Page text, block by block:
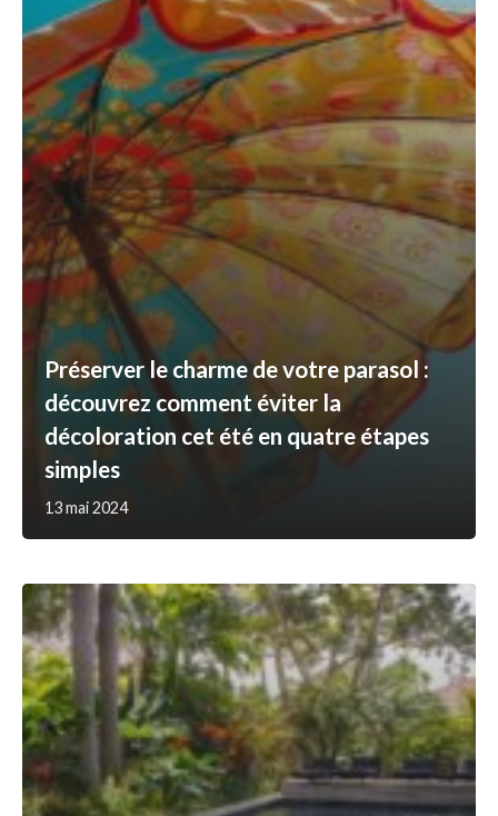
Préserver le charme de votre parasol :
découvrez comment éviter la
décoloration cet été en quatre étapes
simples
13 mai 2024